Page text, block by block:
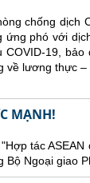
chống dịch
phó với
19, bảo
về lương thực
MẠNH!
tác ASEAN
Ngoại giao